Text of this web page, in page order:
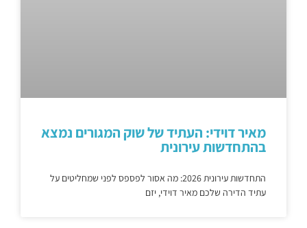
מאיר דוידי: העתיד של שוק המגורים נמצא
בהתחדשות עירונית
התחדשות עירונית 2026: מה אסור לפספס לפני שמחליטים על
עתיד הדירה שלכם מאיר דוידי, יזם